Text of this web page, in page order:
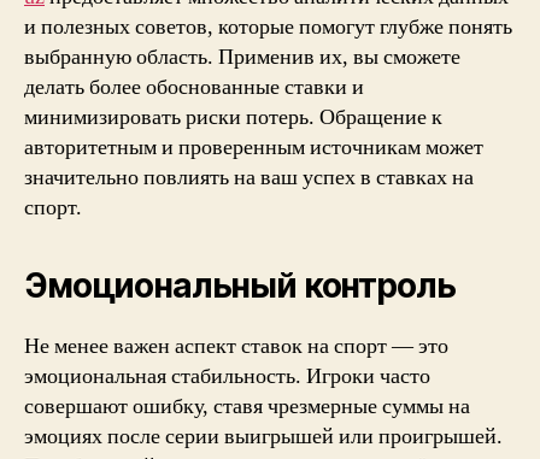
и полезных советов, которые помогут глубже понять
выбранную область. Применив их, вы сможете
делать более обоснованные ставки и
минимизировать риски потерь. Обращение к
авторитетным и проверенным источникам может
значительно повлиять на ваш успех в ставках на
спорт.
Эмоциональный контроль
Не менее важен аспект ставок на спорт — это
эмоциональная стабильность. Игроки часто
совершают ошибку, ставя чрезмерные суммы на
эмоциях после серии выигрышей или проигрышей.